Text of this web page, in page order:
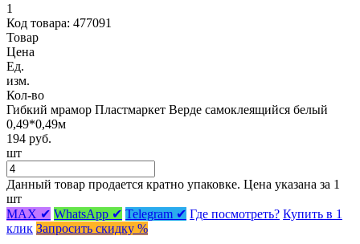
1
Код товара: 477091
Товар
Цена
Ед.
изм.
Кол-во
Гибкий мрамор Пластмаркет Верде самоклеящийся белый
0,49*0,49м
194 руб.
шт
Данный товар продается кратно упаковке. Цена указана за 1
шт
MAX ✔ WhatsApp ✔ Telegram ✔ Где посмотреть? Купить в 1
клик Запросить скидку %